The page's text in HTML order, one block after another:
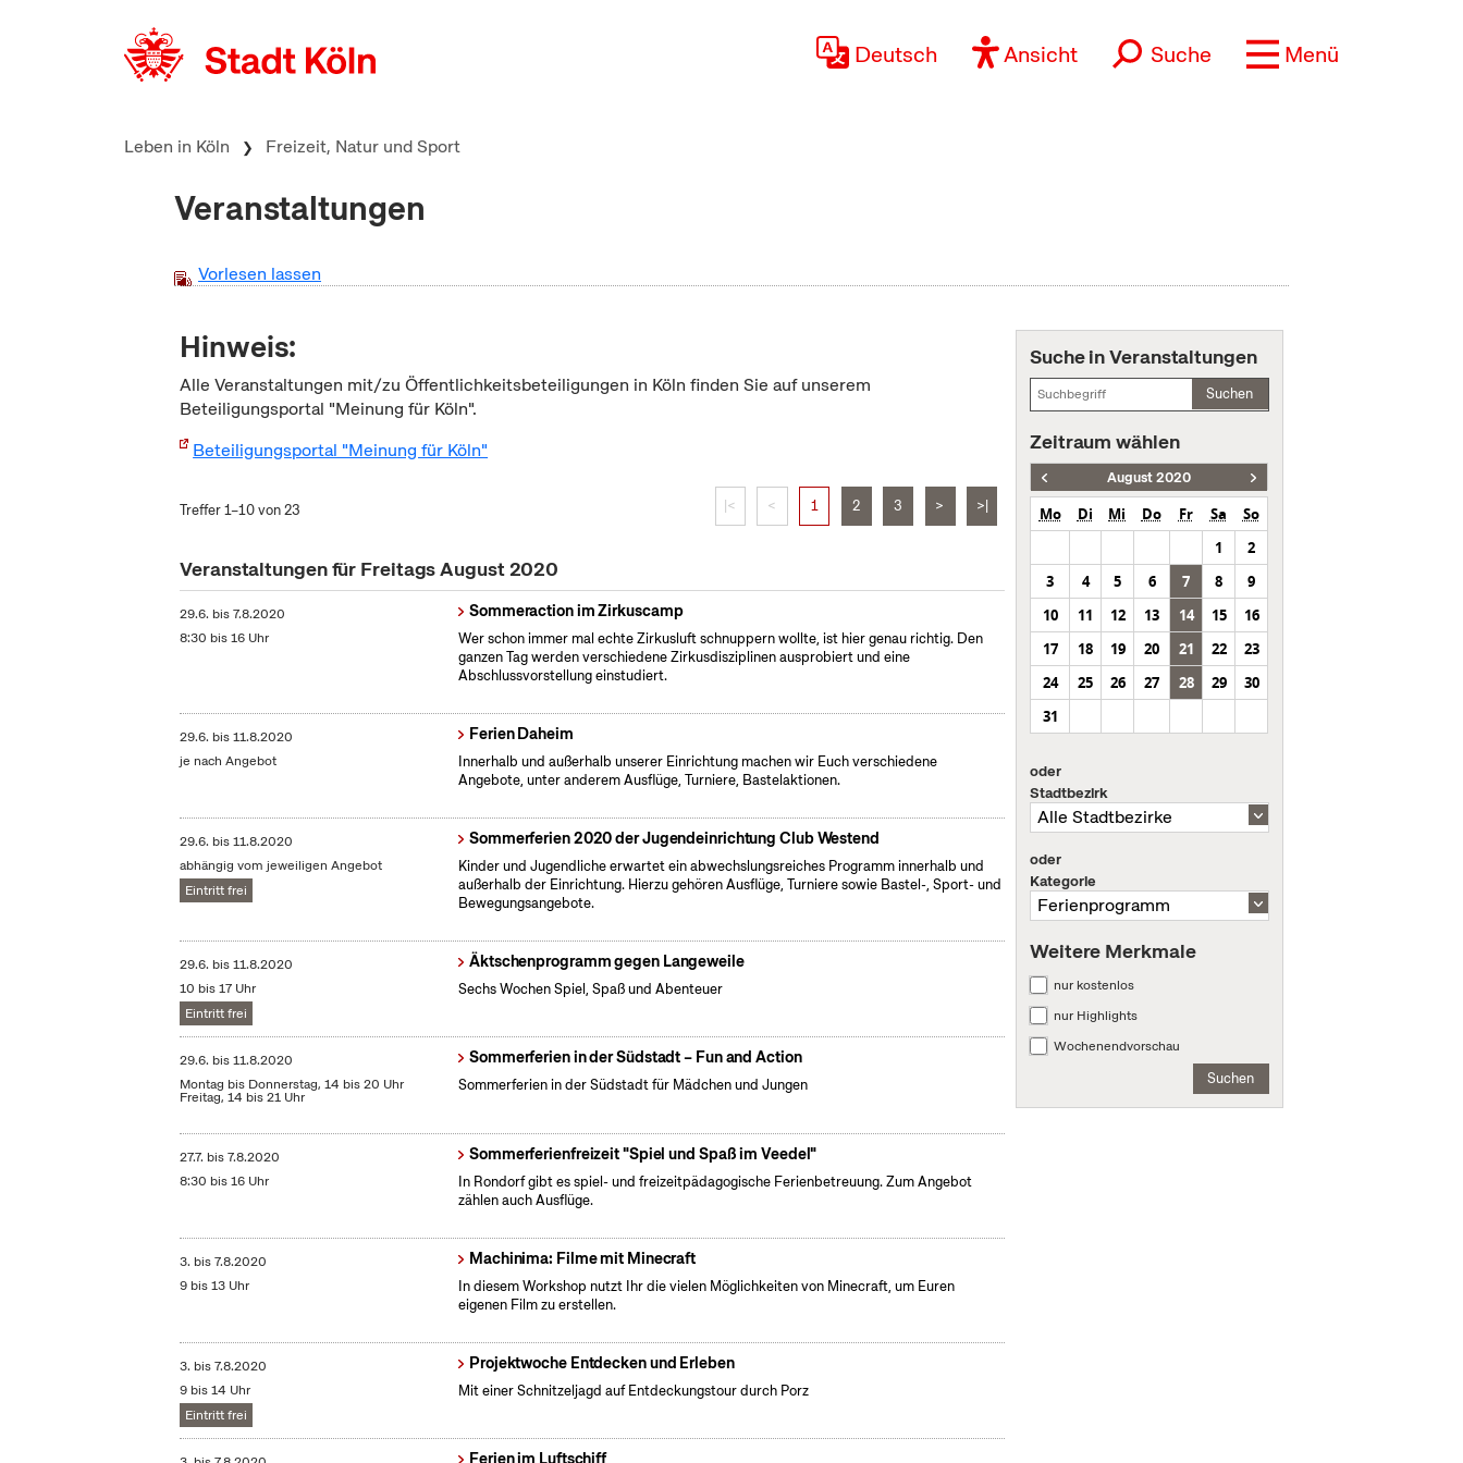
Deutsch Ansicht Suche Menü
Leben in Köln Freizeit, Natur und Sport
Veranstaltungen
Vorlesen lassen
Hinweis:
Alle Veranstaltungen mit/zu Öffentlichkeitsbeteiligungen in Köln finden Sie auf unserem
Beteiligungsportal "Meinung für Köln".
Beteiligungsportal "Meinung für Köln"
Treffer 1–10 von 23 |< < 1 2 3 > >|
Veranstaltungen für Freitags August 2020
29.6. bis7.8.2020
8:30 bis 16 Uhr
Sommeraction im Zirkuscamp
Wer schon immer mal echte Zirkusluft schnuppern wollte, ist hier genau richtig. Den
ganzen Tag werden verschiedene Zirkusdisziplinen ausprobiert und eine
Abschlussvorstellung einstudiert.
29.6. bis11.8.2020
je nach Angebot
Ferien Daheim
Innerhalb und außerhalb unserer Einrichtung machen wir Euch verschiedene
Angebote, unter anderem Ausflüge, Turniere, Bastelaktionen.
29.6. bis11.8.2020
abhängig vom jeweiligen Angebot
Eintritt frei
Sommerferien 2020 der Jugendeinrichtung Club Westend
Kinder und Jugendliche erwartet ein abwechslungsreiches Programm innerhalb und
außerhalb der Einrichtung. Hierzu gehören Ausflüge, Turniere sowie Bastel-, Sport- und
Bewegungsangebote.
29.6. bis11.8.2020
10 bis 17 Uhr
Eintritt frei
Äktschenprogramm gegen Langeweile
Sechs Wochen Spiel, Spaß und Abenteuer
29.6. bis11.8.2020
Montag bis Donnerstag, 14 bis 20 Uhr
Freitag, 14 bis 21 Uhr
Sommerferien in der Südstadt – Fun and Action
Sommerferien in der Südstadt für Mädchen und Jungen
27.7. bis7.8.2020
8:30 bis 16 Uhr
Sommerferienfreizeit "Spiel und Spaß im Veedel"
In Rondorf gibt es spiel- und freizeitpädagogische Ferienbetreuung. Zum Angebot
zählen auch Ausflüge.
3. bis7.8.2020
9 bis 13 Uhr
Machinima: Filme mit Minecraft
In diesem Workshop nutzt Ihr die vielen Möglichkeiten von Minecraft, um Euren
eigenen Film zu erstellen.
3. bis7.8.2020
9 bis 14 Uhr
Eintritt frei
Projektwoche Entdecken und Erleben
Mit einer Schnitzeljagd auf Entdeckungstour durch Porz
Ferien im Luftschiff
Suche in Veranstaltungen
Suchen
Zeitraum wählen
August 2020
Mo Di Mi Do Fr Sa
So
1
2
3
4 5 6 7 8
9
10
11 12 13 14 15
16
17
18 19 20 21 22
23
24
25 26 27 28 29
30
31
oder
Stadtbezirk
oder
Kategorie
Weitere Merkmale
nur kostenlos
nur Highlights
Wochenendvorschau
Suchen